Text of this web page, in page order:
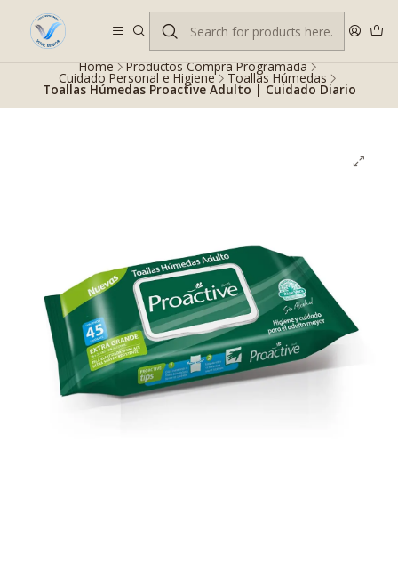
Despacho gratis en RM desde $100.000. Revisa las condiciones.
Home Productos Compra Programada
Cuidado Personal e Higiene Toallas Húmedas
Toallas Húmedas Proactive Adulto | Cuidado Diario